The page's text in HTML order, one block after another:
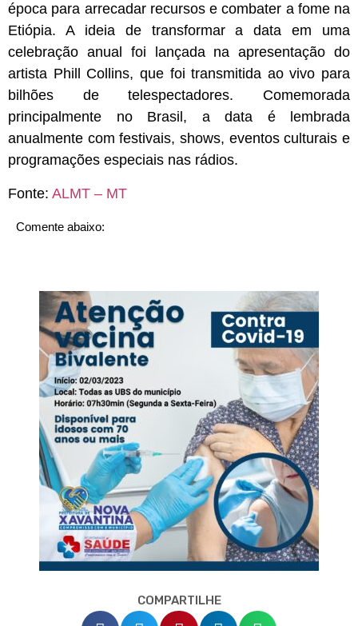
época para arrecadar recursos e combater a fome na
Etiópia. A ideia de transformar a data em uma
celebração anual foi lançada na apresentação do
artista Phill Collins, que foi transmitida ao vivo para
bilhões de telespectadores. Comemorada
principalmente no Brasil, a data é lembrada
anualmente com festivais, shows, eventos culturais e
programações especiais nas rádios.
Fonte: ALMT – MT
Comente abaixo:
COMPARTILHE